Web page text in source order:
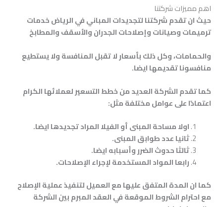
اهم مميزات شركتنا
حيث ان تقدم شركتنا لتجديدات المباني في الرياض خدمات
ترميماتوصيانات وإصلاحات الجدران والأسقف والمطابخ
والحمامات، وكل ذلك بأسعار لا تقبل المنافسة ولا يستطيع
منافسونا تقديمها ايضا.
كما تقدم الشركة العديد من خطط التسعير لعملائها الكرام
اعتمادًا على عوامل مختلفة مثل:
اولا مساحة المبنى أو الفيلا المراد تجديدها ايضا.
ثانيا عدد طوابق المبنى.
ثالثا حدوث الضرر وأسبابه ايضا.
رابعا المواد المستخدمة لإجراء الإصلاحات.
كما ان المدة المتفق عليها مع العميل لتنفيذ عملية الإصلاح
مع احترام الشروط الموقعة في العقد المبرم بين الشركة